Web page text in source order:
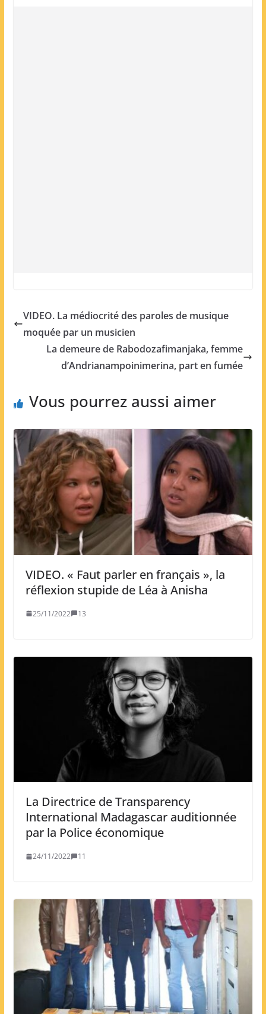
VIDEO. La médiocrité des paroles de musique
moquée par un musicien
La demeure de Rabodozafimanjaka, femme
d’Andrianampoinimerina, part en fumée
Vous pourrez aussi aimer
VIDEO. « Faut parler en français », la
réflexion stupide de Léa à Anisha
25/11/2022 13
La Directrice de Transparency
International Madagascar auditionnée
par la Police économique
24/11/2022 11